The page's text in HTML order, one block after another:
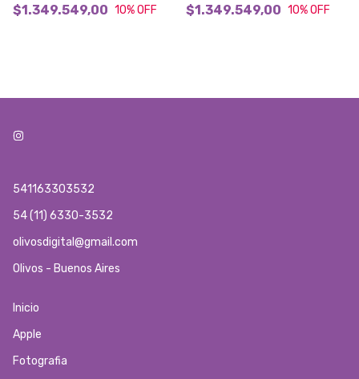
$1.349.549,00 10% OFF $1.349.549,00 10% OFF
541163303532
54 (11) 6330-3532
olivosdigital@gmail.com
Olivos - Buenos Aires
Inicio
Apple
Fotografia